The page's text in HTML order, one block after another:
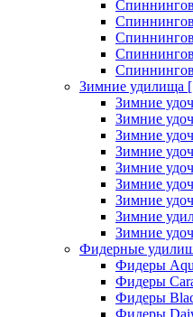
Зимние удилища
Зимние
Зимние
Зимние
Зимние
Зимние
Зимние
Зимние
Зимние
Зимние
Фидерные
Фидеры
Фидеры
Фидеры